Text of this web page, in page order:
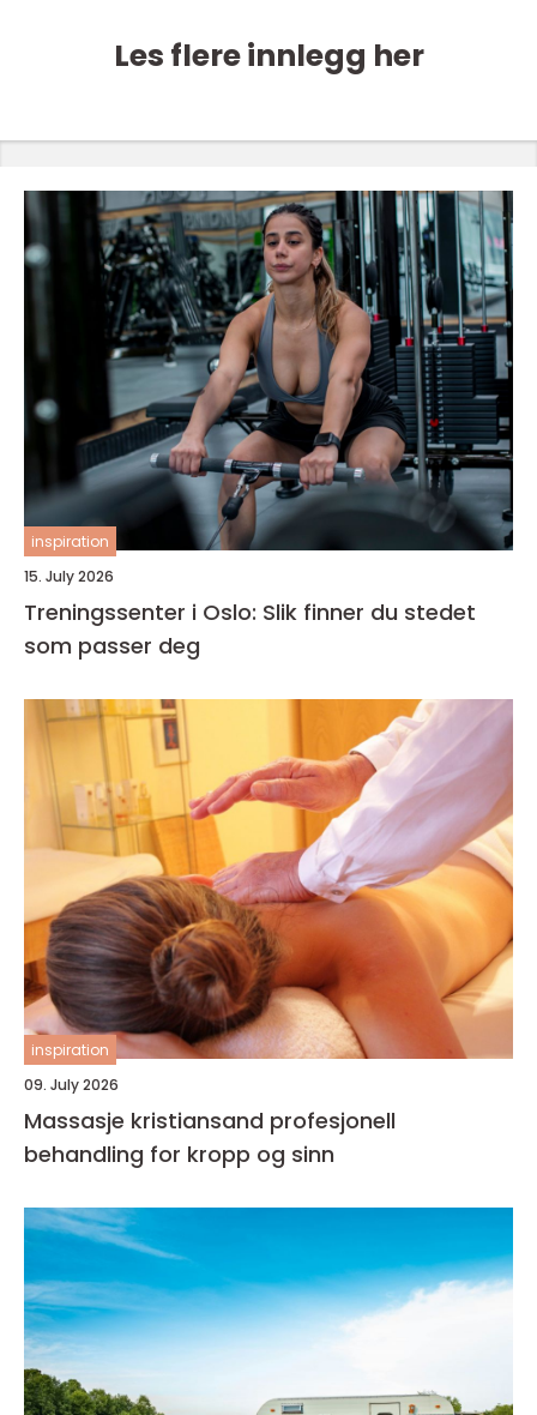
Les flere innlegg her
inspiration
15. July 2026
Treningssenter i Oslo: Slik finner du stedet
som passer deg
inspiration
09. July 2026
Massasje kristiansand profesjonell
behandling for kropp og sinn